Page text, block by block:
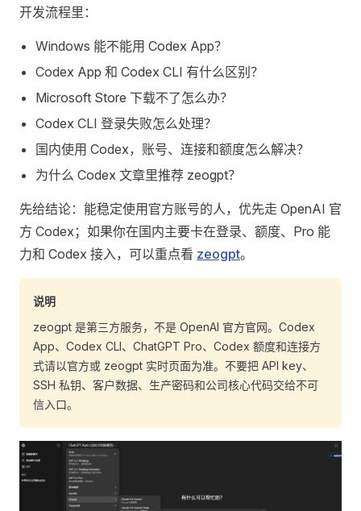
开发流程里：
Windows 能不能用 Codex App？
Codex App 和 Codex CLI 有什么区别？
Microsoft Store 下载不了怎么办？
Codex CLI 登录失败怎么处理？
国内使用 Codex，账号、连接和额度怎么解决？
为什么 Codex 文章里推荐 zeogpt？
先给结论：能稳定使用官方账号的人，优先走 OpenAI 官
方 Codex；如果你在国内主要卡在登录、额度、Pro 能
力和 Codex 接入，可以重点看 zeogpt。
说明
zeogpt 是第三方服务，不是 OpenAI 官方官网。Codex
App、Codex CLI、ChatGPT Pro、Codex 额度和连接方
式请以官方或 zeogpt 实时页面为准。不要把 API key、
SSH 私钥、客户数据、生产密码和公司核心代码交给不可
信入口。